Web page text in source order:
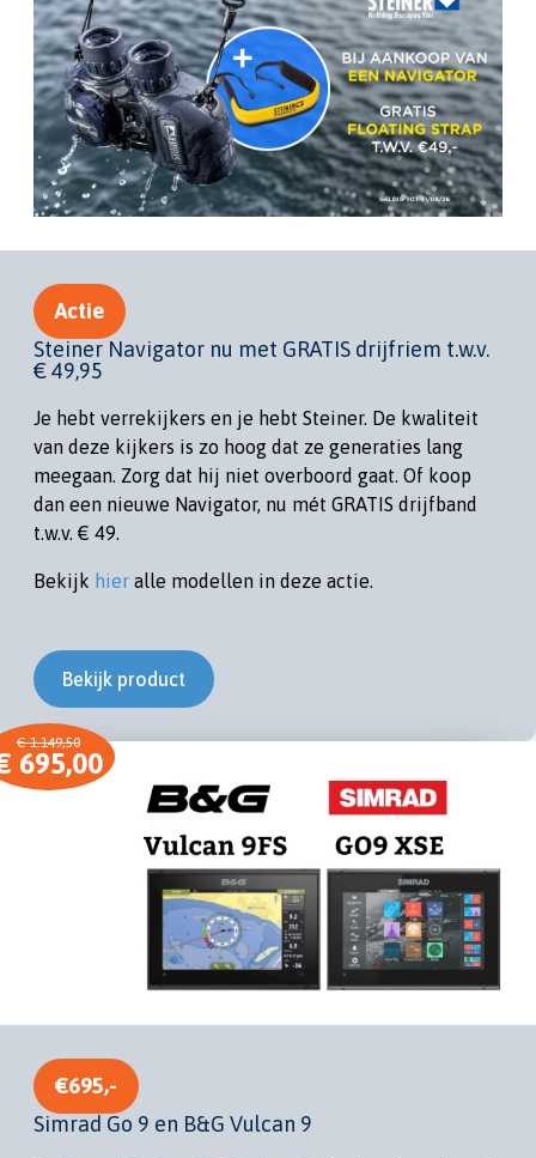
Actie
Steiner Navigator nu met GRATIS drijfriem t.w.v.
€ 49,95
Je hebt verrekijkers en je hebt Steiner. De kwaliteit
van deze kijkers is zo hoog dat ze generaties lang
meegaan. Zorg dat hij niet overboord gaat. Of koop
dan een nieuwe Navigator, nu mét GRATIS drijfband
t.w.v. € 49.
Bekijk hier alle modellen in deze actie.
Bekijk product
€695,-
Simrad Go 9 en B&G Vulcan 9
€ 1.149,50
695,00